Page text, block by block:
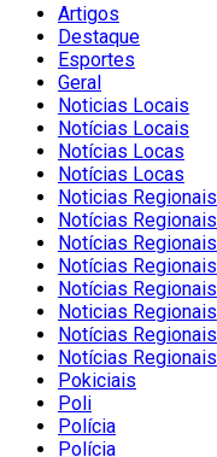
Artigos
Destaque
Esportes
Geral
Noticias Locais
Notícias Locais
Notícias Locas
Notícias Locas
Noticias Regionais
Notícias Regionais
Notícias Regionais
Notícias Regionais
Notícias Regionais
Noticias Regionais
Notícias Regionais
Notícias Regionais
Pokiciais
Poli
Polícia
Polícia